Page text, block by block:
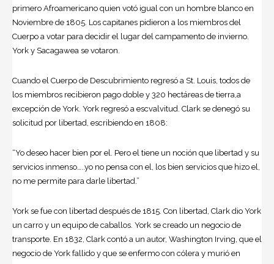
primero Afroamericano quien votó igual con un hombre blanco en
Noviembre de 1805. Los capitanes pidieron a los miembros del
Cuerpo a votar para decidir el lugar del campamento de invierno.
York y Sacagawea se votaron.
Cuando el Cuerpo de Descubrimiento regresó a St. Louis, todos de
los miembros recibieron pago doble y 320 hectáreas de tierra,a
excepción de York. York regresó a escvalvitud. Clark se denegó su
solicitud por libertad, escribiendo en 1808:
“Yo deseo hacer bien por el. Pero el tiene un noción que libertad y su
servicios inmenso…..yo no pensa con el, los bien servicios que hizo el,
no me permite para darle libertad.”
York se fue con libertad después de 1815. Con libertad, Clark dio York
un carro y un equipo de caballos. York se creado un negocio de
transporte. En 1832, Clark contó a un autor, Washington Irving, que el
negocio de York fallido y que se enfermo con cólera y murió en